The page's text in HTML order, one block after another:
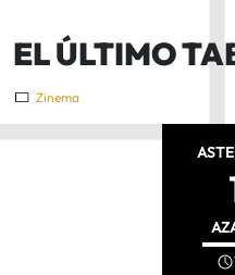
EL ÚLTIMO
Zinema